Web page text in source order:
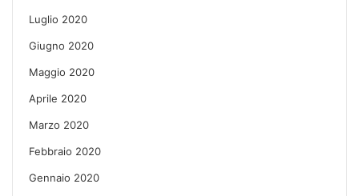
Luglio 2020
Giugno 2020
Maggio 2020
Aprile 2020
Marzo 2020
Febbraio 2020
Gennaio 2020